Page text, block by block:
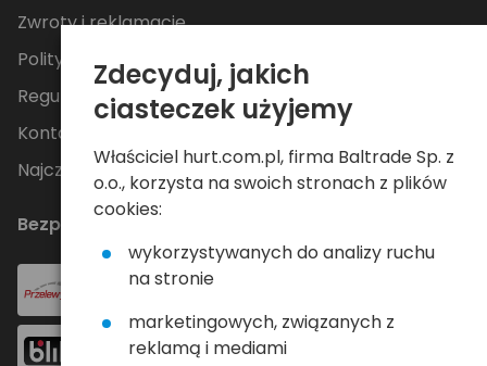
Zwroty i reklamacje
Polityka Prywatności
Regulamin
Kontakt
Najczęściej zadawane pytania
Bezpieczne płatności
Zdecyduj, jakich
ciasteczek użyjemy
Właściciel hurt.com.pl, firma Baltrade Sp. z
o.o., korzysta na swoich stronach z plików
cookies:
wykorzystywanych do analizy ruchu
na stronie
marketingowych, związanych z
reklamą i mediami